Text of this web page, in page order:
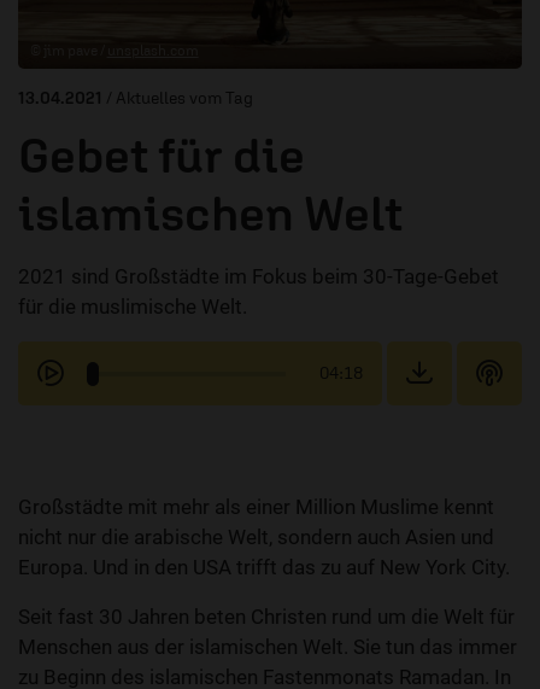
13.04.2021 / Aktuelles vom Tag
Gebet für die
islamischen Welt
2021 sind Großstädte im Fokus beim 30-Tage-Gebet
für die muslimische Welt.
04:18
Großstädte mit mehr als einer Million Muslime kennt
nicht nur die arabische Welt, sondern auch Asien und
Europa. Und in den USA trifft das zu auf New York City.
Seit fast 30 Jahren beten Christen rund um die Welt für
Menschen aus der islamischen Welt. Sie tun das immer
zu Beginn des islamischen Fastenmonats Ramadan. In